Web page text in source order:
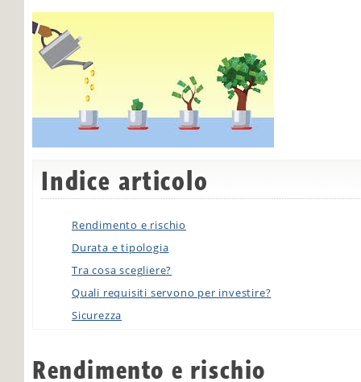
Indice articolo
Rendimento e rischio
Durata e tipologia
Tra cosa scegliere?
Quali requisiti servono per investire?
Sicurezza
Rendimento e rischio